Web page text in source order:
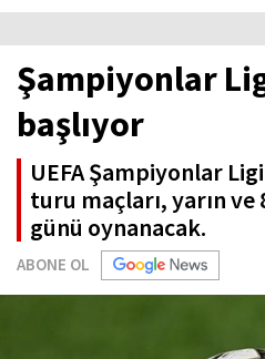
Şampiyonlar
başlıyor
UEFA Şampiyonlar
turu maçları, yarın
günü oynanacak.
ABONE OL